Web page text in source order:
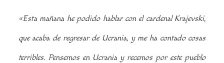
«Esta mañana he podido hablar con el cardenal Krajevski,
que acaba de regresar de Ucrania, y me ha contado cosas
terribles. Pensemos en Ucrania y recemos por este pueblo